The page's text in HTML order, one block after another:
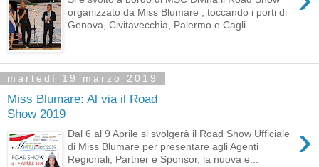
organizzato da Miss Blumare , toccando i porti di
Genova, Civitavecchia, Palermo e Cagli...
martedì 19 marzo 2019
Miss Blumare: Al via il Road
Show 2019
›
Dal 6 al 9 Aprile si svolgerà il Road Show Ufficiale
di Miss Blumare per presentare agli Agenti
Regionali, Partner e Sponsor, la nuova e...